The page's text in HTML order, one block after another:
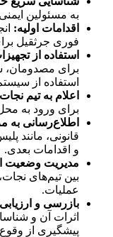
به مسئولین
اقدامات اولیه:
فوری جرثقیل
استفاده از
برای مصدومان،
استفاده از
اعلام به تیم
برای ورود به
اطلاع‌رسانی به
قانونی، مانند
و اقدامات بعدی.
مدیریت وضعیت
بین تیم‌های
عملیات.
بازرسی و
اثرات آن و
پیشگیری از